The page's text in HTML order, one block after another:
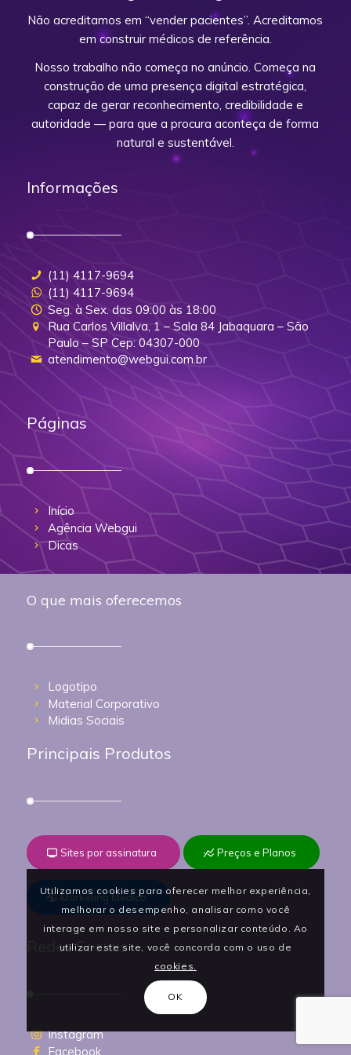
Não acreditamos em “vender pacientes”. Acreditamos
em construir médicos de referência.
Nosso trabalho não começa no anúncio. Começa na
construção de uma presença digital estratégica,
capaz de gerar reconhecimento, credibilidade e
autoridade — para que a procura aconteça de forma
natural e sustentável.
Informações
(11) 4117-9694
(11) 4117-9694
Seg. à Sex. das 09:00 às 18:00
Rua Carlos Villalva, 1 – Sala 84 Jabaquara – São
Paulo – SP Cep: 04307-000
atendimento@webgui.com.br
Páginas
Início
Agência Webgui
Dicas
O que mais oferecemos
Logotipo
Material Corporativo
Midias Sociais
Principais Produtos
Sites por assinatura Preços e Planos
Marketing Médico
Redes Sociais
Instagram
Facebook
Utilizamos cookies para oferecer melhor experiência,
melhorar o desempenho, analisar como você
interage em nosso site e personalizar conteúdo. Ao
utilizar este site, você concorda com o uso de
cookies.
OK